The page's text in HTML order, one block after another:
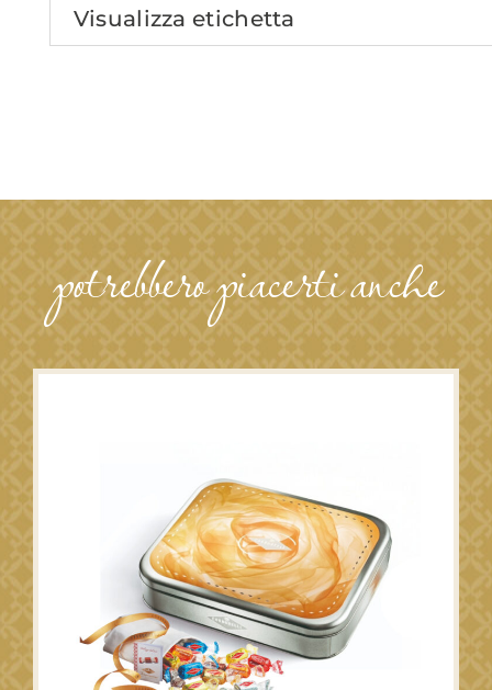
e
Pistacchi
Visualizza etichetta
potrebbero piacerti anche